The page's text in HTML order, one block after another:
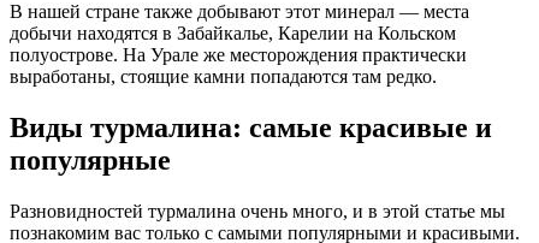
В нашей стране также добывают этот минерал — места
добычи находятся в Забайкалье, Карелии на Кольском
полуострове. На Урале же месторождения практически
выработаны, стоящие камни попадаются там редко.
Виды турмалина: самые красивые и
популярные
Разновидностей турмалина очень много, и в этой статье мы
познакомим вас только с самыми популярными и красивыми.